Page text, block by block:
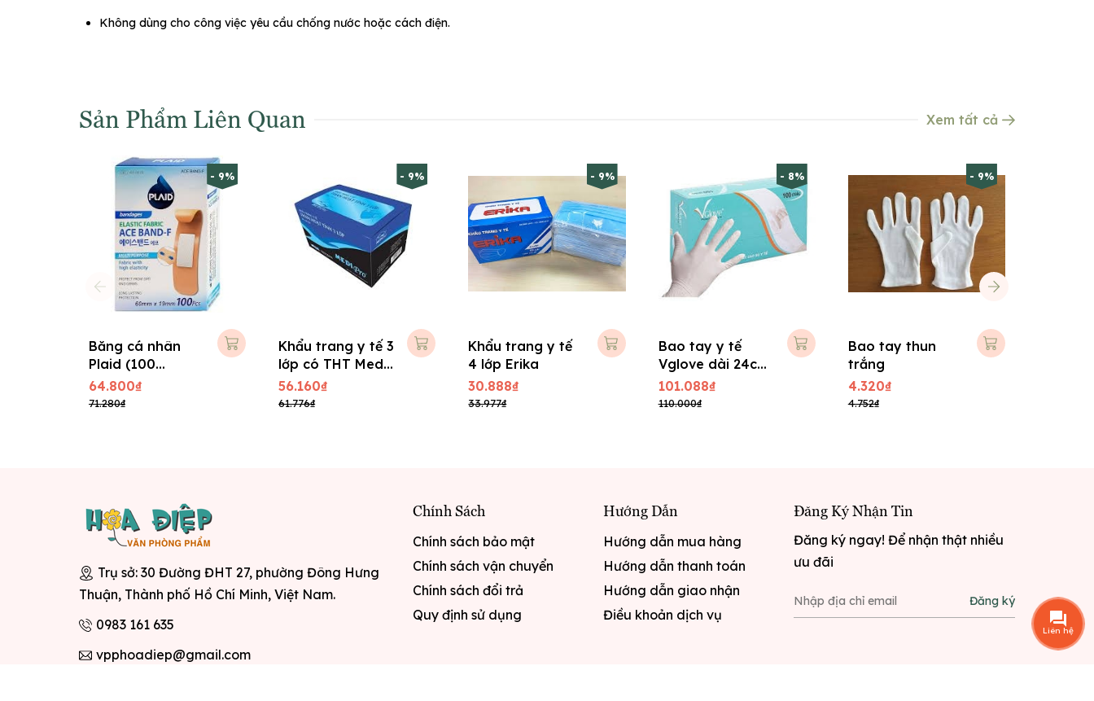
Không dùng cho công việc yêu cầu chống nước hoặc cách điện.
Sản Phẩm Liên Quan Xem tất cả
- 9%
Băng cá nhân
Plaid (100
miếng/ hộp)
64.800₫
71.280₫
- 9%
Khẩu trang y tế 3
lớp có THT Medi
Pro
56.160₫
61.776₫
- 9%
Khẩu trang y tế
4 lớp Erika
30.888₫
33.977₫
- 8%
Bao tay y tế
Vglove dài 24cm,
có bột, dày
101.088₫
110.000₫
- 9%
Bao tay thun
trắng
4.320₫
4.752₫
Trụ sở: 30 Đường ĐHT 27, phường Đông Hưng
Thuận, Thành phố Hồ Chí Minh, Việt Nam.
0983 161 635
vpphoadiep@gmail.com
Chính Sách
Chính sách bảo mật
Chính sách vận chuyển
Chính sách đổi trả
Quy định sử dụng
Hướng Dẫn
Hướng dẫn mua hàng
Hướng dẫn thanh toán
Hướng dẫn giao nhận
Điều khoản dịch vụ
Đăng Ký Nhận Tin
Đăng ký ngay! Để nhận thật nhiều
ưu đãi
Đăng ký
Liên hệ